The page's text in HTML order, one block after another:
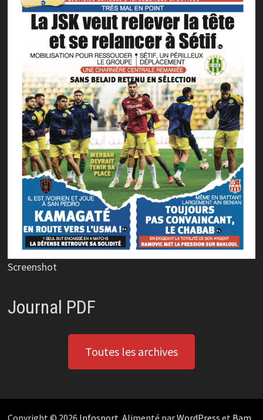
Screenshot
Journal PDF
Toutes les archives